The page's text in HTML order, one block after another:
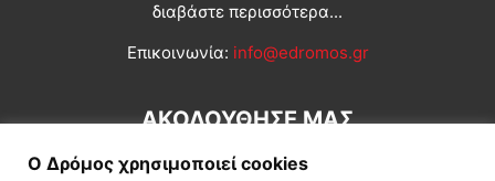
διαβάστε περισσότερα...
Επικοινωνία: info@edromos.gr
ΑΚΟΛΟΥΘΗΣΕ ΜΑΣ
Ο Δρόμος χρησιμοποιεί cookies